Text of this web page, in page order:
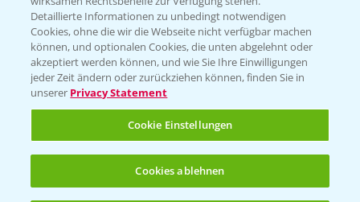
Folgen Sie uns
Detaillierte Informationen zu unbedingt notwendigen
Cookies, ohne die wir die Webseite nicht verfügbar machen
können, und optionalen Cookies, die unten abgelehnt oder
akzeptiert werden können, und wie Sie Ihre Einwilligungen
jeder Zeit ändern oder zurückziehen können, finden Sie in
unserer Privacy Statement
Cookie Einstellungen
Cookies ablehnen